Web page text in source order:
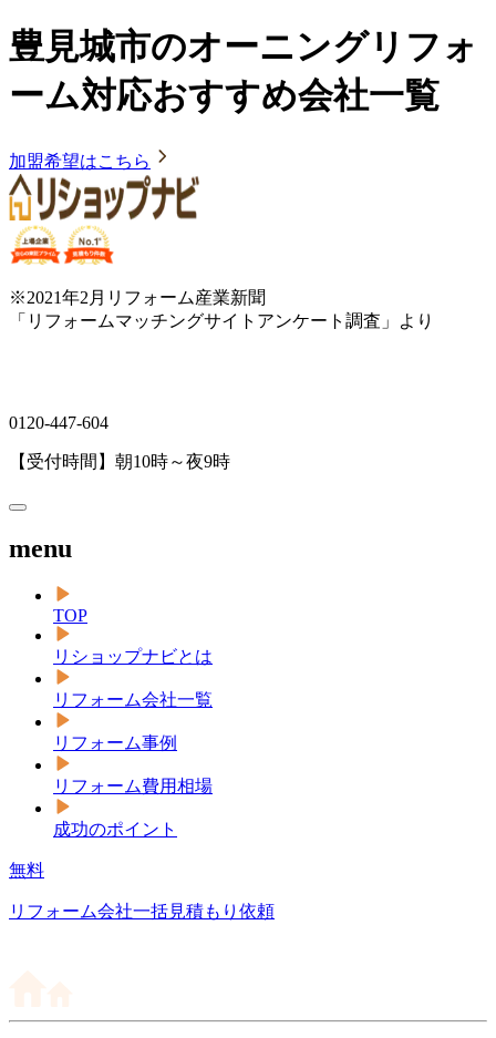
豊見城市のオーニングリフォ
ーム対応おすすめ会社一覧
加盟希望はこちら
※2021年2月リフォーム産業新聞
「リフォームマッチングサイトアンケート調査」より
0120-447-604
【受付時間】朝10時～夜9時
menu
TOP
リショップナビとは
リフォーム会社一覧
リフォーム事例
リフォーム費用相場
成功のポイント
無料
リフォーム会社一括見積もり依頼